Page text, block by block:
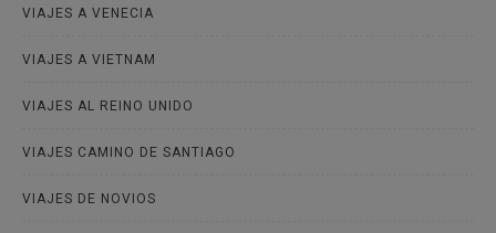
VIAJES A VENECIA
VIAJES A VIETNAM
VIAJES AL REINO UNIDO
VIAJES CAMINO DE SANTIAGO
VIAJES DE NOVIOS